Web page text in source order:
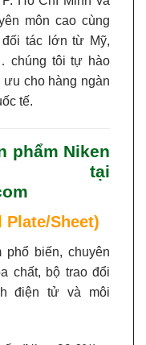
môn cao cùng
tác lớn từ Mỹ,
chúng tôi tự hào
cho hàng ngàn
tế.
phẩm Niken
tại
Plate/Sheet)
phổ biến, chuyên
chất, bộ trao đổi
điện tử và môi